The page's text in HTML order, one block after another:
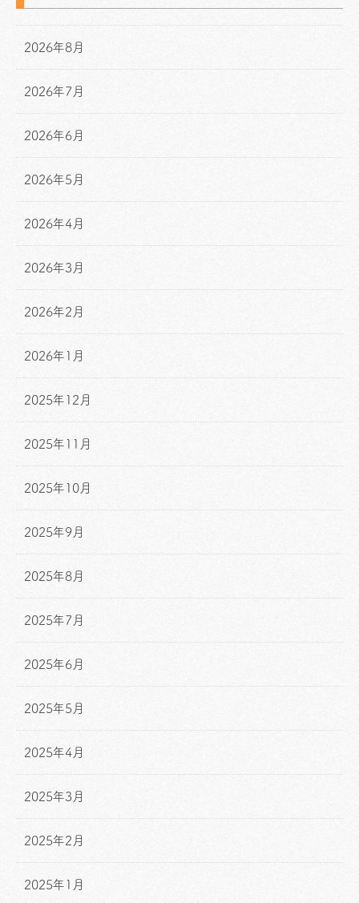
2026年8月
2026年7月
2026年6月
2026年5月
2026年4月
2026年3月
2026年2月
2026年1月
2025年12月
2025年11月
2025年10月
2025年9月
2025年8月
2025年7月
2025年6月
2025年5月
2025年4月
2025年3月
2025年2月
2025年1月